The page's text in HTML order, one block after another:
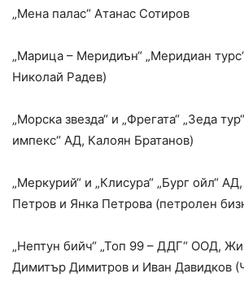
„Мена палас“ Атанас Сотиров
„Марица – Меридиън“ „Меридиан
Николай Радев)
„Морска звезда“ и „Фрегата“ „Зеда
импекс“ АД, Калоян Братанов)
„Меркурий“ и „Клисура“ „Бург ойл“
Петров и Янка Петрова (петролен
„Нептун бийч“ „Топ 99 – ДДГ“ ООД,
Димитър Димитров и Иван Давидков